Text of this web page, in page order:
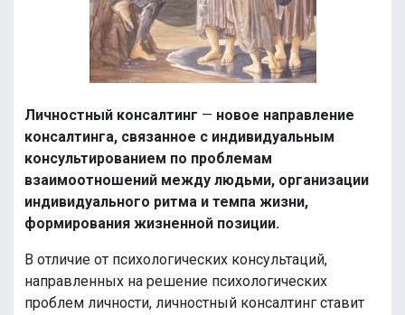
Личностный консалтинг — новое направление
консалтинга, связанное с индивидуальным
консультированием по проблемам
взаимоотношений между людьми, организации
индивидуального ритма и темпа жизни,
формирования жизненной позиции.
В отличие от психологических консультаций,
направленных на решение психологических
проблем личности, личностный консалтинг ставит